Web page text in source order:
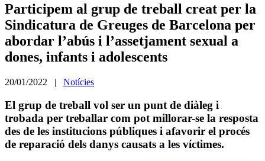
Participem al grup de treball creat per la
Sindicatura de Greuges de Barcelona per
abordar l’abús i l’assetjament sexual a
dones, infants i adolescents
20/01/2022 | Notícies
El grup de treball vol ser un punt de diàleg i
trobada per treballar com pot millorar-se la resposta
des de les institucions públiques i afavorir el procés
de reparació dels danys causats a les víctimes.